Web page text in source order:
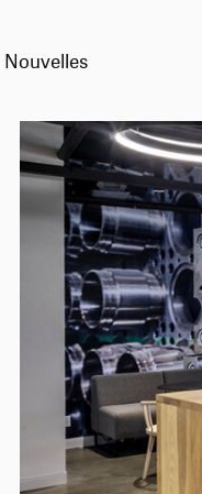
Nouvelles